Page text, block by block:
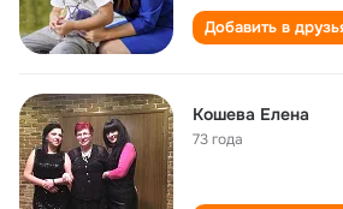
Добавить в
Кошева Елена
73 года